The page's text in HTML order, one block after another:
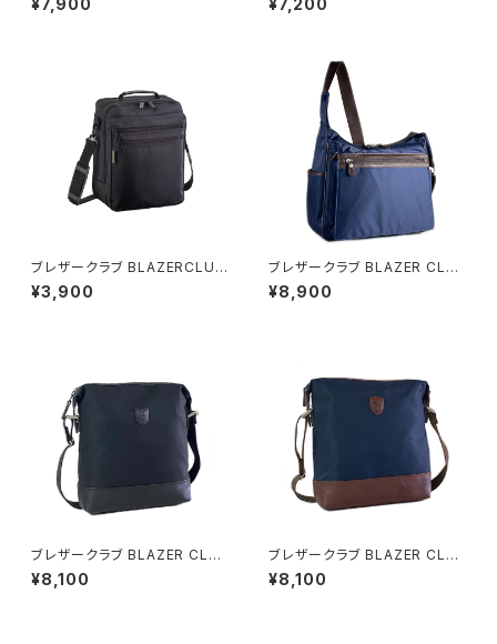
ク 国内正規 ブラック
¥7,900
ー 国内正規 グレー
¥7,200
ブレザークラブ BLAZERCLUB
ショルダーバッグ メンズ 33579
ブラック ブラック
¥3,900
ブレザークラブ BLAZER CLU
B ショルダーバッグ 33760 3H
メンズ ネイビー
¥8,900
ブレザークラブ BLAZER CLU
B ショルダーバッグ 33757 1H
メンズ ブラック
¥8,100
ブレザークラブ BLAZER CLU
B ショルダーバッグ 33757 3H
メンズ ネイビー
¥8,100